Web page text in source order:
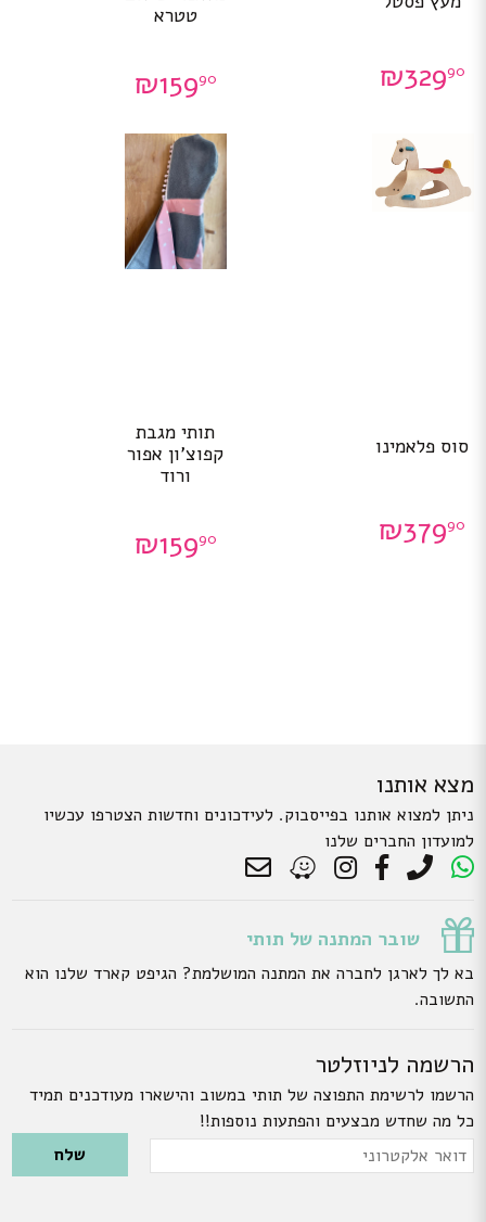
₪32990
טטרא
₪15990
סוס פלאמינו
₪37990
תותי מגבת
קפוצ’ון אפור
ורוד
₪15990
מצא אותנו
ניתן למצוא אותנו בפייסבוק. לעידכונים וחדשות הצטרפו עכשיו
למועדון החברים שלנו
שובר המתנה של תותי
בא לך לארגן לחברה את המתנה המושלמת? הגיפט קארד שלנו הוא
התשובה.
הרשמה לניוזלטר
הרשמו לרשימת התפוצה של תותי במשוב והישארו מעודכנים תמיד
כל מה שחדש מבצעים והפתעות נוספות!!
Please leave this field empty.
דואר